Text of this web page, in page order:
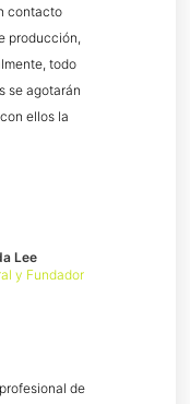
de
Lee
y Fundador
contacto
producción,
todo
se agotarán
ellos la